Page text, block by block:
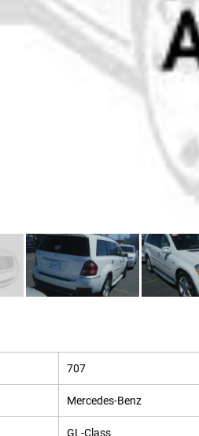
707
Mercedes-Benz
GL-Class